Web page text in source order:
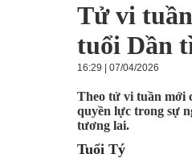
Tử vi
tuổi Dần
16:29 | 07/04/2026
Theo tử vi tuần mới
quyền lực trong sự
tương lai.
Tuổi Tý